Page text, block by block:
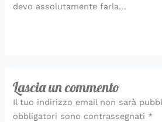
devo assolutamente farla…
Lascia un commento
Il tuo indirizzo email non sarà
obbligatori sono contrassegnati *